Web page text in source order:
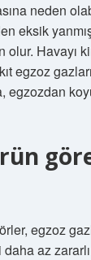
neden
eksik yanmış
olur. Havayı
egzoz
egzozdan
egzoz
az